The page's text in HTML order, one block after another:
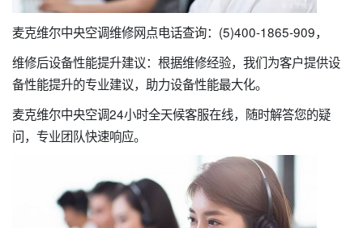
麦克维尔中央空调维修网点电话查询：(5)400-1865-909，
维修后设备性能提升建议：根据维修经验，我们为客户提供设
备性能提升的专业建议，助力设备性能最大化。
麦克维尔中央空调24小时全天候客服在线，随时解答您的疑
问，专业团队快速响应。